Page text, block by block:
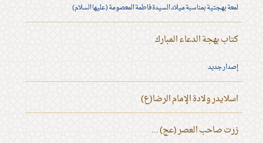
لمعة بهجتية بمناسبة ميلاد السيدة فاطمة المعصومة (عليها السلام)
كتاب بهجة الدعاء المبارك
إصدار جديد
اسلايدر ولادة الإمام الرضا(ع)
زرت صاحب العصر (عج) ...